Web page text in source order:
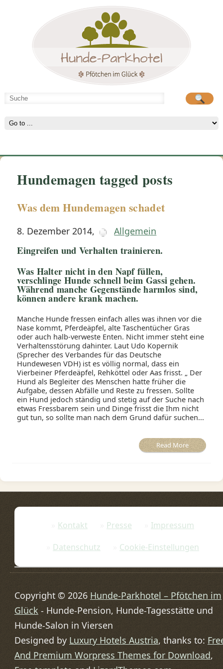
Hunde-Parkhotel
Hundemagen tagged posts
Was dem Hundemagen schadet
8. Dezember 2014, Allgemein
Eingreifen und Verhalten trainieren.
Was Halter nicht in den Napf füllen,
verschlinge Hunde schnell beim Gassi gehen.
Während manche Gegenstände harmlos sind,
können andere krank machen.
Manche Hunde fressen einfach alles was ihnen vor die
Nase kommt, Pferdeäpfel, alte Taschentücher Gras
oder auch halb-verweste Enten. Nicht immer steht eine
Verhaltensstörung dahinter. Laut Udo Kopernik
(Sprecher des Verbandes für das Deutsche
Hundewesen VDH) ist es völlig normal, dass ein
Vierbeiner Pferdeäpfel, Rehköttel oder Aas frisst. „ Der
Hund als Begleiter des Menschen hatte früher die
Aufgabe, dessen Abfälle und Reste zu fressen. Sollte
ein Hund jedoch ständig und stetig auf der Suche nach
etwas Fressbarem sein und Dinge frisst die Ihm nicht
gut tun, so sollte man nach dem Grund dafür suchen...
Read More
Kontakt Presse
Impressum
Datenschutz
Cookie-Einstellungen
Copyright © 2026 Hunde-Parkhotel – Pfötchen im
Glück - Hunde-Pension, Hunde-Tagesstätte und
Hunde-Salon in Viersen
Designed by Luxury Hotels Austria, thanks to:
And Premium Worpress Themes for Download,